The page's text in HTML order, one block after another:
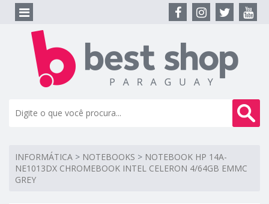
INFORMÁTICA > NOTEBOOKS > NOTEBOOK HP 14A-
NE1013DX CHROMEBOOK INTEL CELERON 4/64GB EMMC
GREY